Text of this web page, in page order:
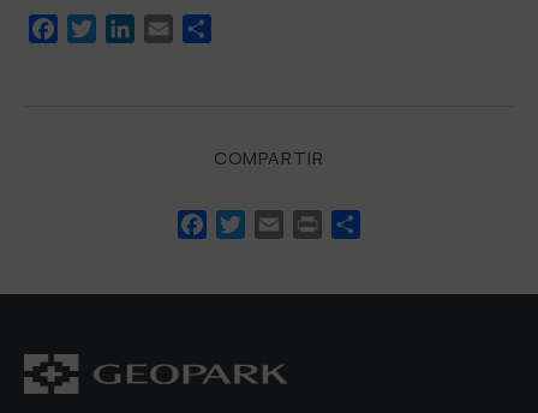
FacebookTwitterLinkedIn
Email
COMPARTIR
Facebook
Twitter
Email Print